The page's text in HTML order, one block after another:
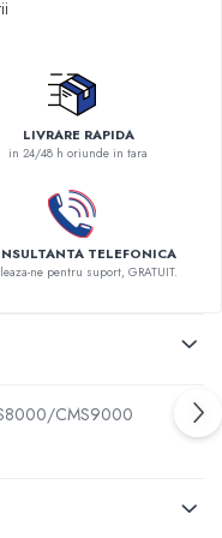
LIVRARE RAPIDA
in 24/48 h oriunde in tara
TELEFONICA
ne pentru suport, GRATUIT.
CMS9000